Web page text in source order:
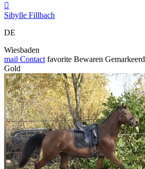

Sibylle Fillbach
DE
Wiesbaden
mail Contact favorite Bewaren Gemarkeerd
Gold